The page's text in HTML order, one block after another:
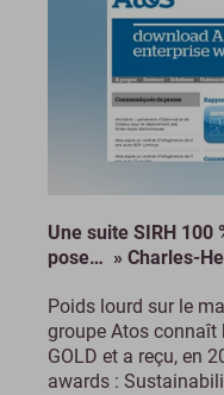
Une suite SIRH 100
pose… » Charles-
Poids lourd sur le
groupe Atos connaît
GOLD et a reçu, en
awards :